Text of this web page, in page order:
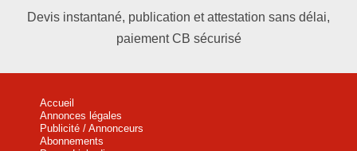
Devis instantané, publication et attestation sans délai,
paiement CB sécurisé
Accueil
Annonces légales
Publicité / Annonceurs
Abonnements